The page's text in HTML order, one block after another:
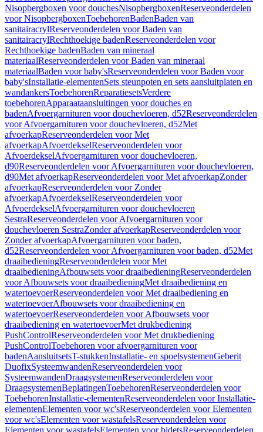
Nisopbergboxen voor douchesNisopbergboxenReserveonderdelen
voor NisopbergboxenToebehorenBadenBaden van
sanitairacrylReserveonderdelen voor Baden van
sanitairacrylRechthoekige badenReserveonderdelen voor
Rechthoekige badenBaden van mineraal
materiaalReserveonderdelen voor Baden van mineraal
materiaalBaden voor baby'sReserveonderdelen voor Baden voor
baby'sInstallatie-elementenSets steunpoten en sets aansluitplaten en
wandankersToebehorenReparatiesetsVerdere
toebehorenApparaataansluitingen voor douches en
badenAfvoergarnituren voor douchevloeren, d52Reserveonderdelen
voor Afvoergarnituren voor douchevloeren, d52Met
afvoerkapReserveonderdelen voor Met
afvoerkapAfvoerdekselReserveonderdelen voor
AfvoerdekselAfvoergarnituren voor douchevloeren,
d90Reserveonderdelen voor Afvoergarnituren voor douchevloeren,
d90Met afvoerkapReserveonderdelen voor Met afvoerkapZonder
afvoerkapReserveonderdelen voor Zonder
afvoerkapAfvoerdekselReserveonderdelen voor
AfvoerdekselAfvoergarnituren voor douchevloeren
SestraReserveonderdelen voor Afvoergarnituren voor
douchevloeren SestraZonder afvoerkapReserveonderdelen voor
Zonder afvoerkapAfvoergarnituren voor baden,
d52Reserveonderdelen voor Afvoergarnituren voor baden, d52Met
draaibedieningReserveonderdelen voor Met
draaibedieningAfbouwsets voor draaibedieningReserveonderdelen
voor Afbouwsets voor draaibedieningMet draaibediening en
watertoevoerReserveonderdelen voor Met draaibediening en
watertoevoerAfbouwsets voor draaibediening en
watertoevoerReserveonderdelen voor Afbouwsets voor
draaibediening en watertoevoerMet drukbediening
PushControlReserveonderdelen voor Met drukbediening
PushControlToebehoren voor afvoergarnituren voor
badenAansluitsetsT-stukkenInstallatie- en spoelsystemenGeberit
DuofixSysteemwandenReserveonderdelen voor
SysteemwandenDraagsystemenReserveonderdelen voor
DraagsystemenBeplatingenToebehorenReserveonderdelen voor
ToebehorenInstallatie-elementenReserveonderdelen voor Installatie-
elementenElementen voor wc'sReserveonderdelen voor Elementen
voor wc'sElementen voor wastafelsReserveonderdelen voor
Elementen voor wastafelsElementen voor bidetsReserveonderdelen